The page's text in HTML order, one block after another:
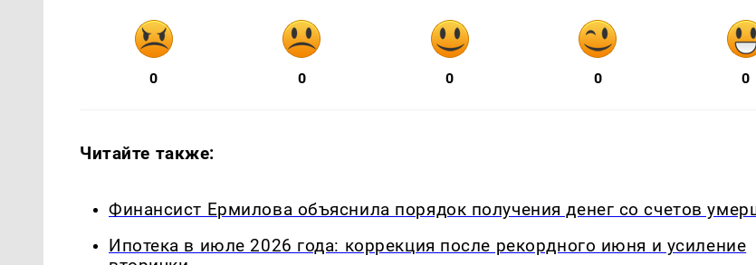
0 0 0 0 0
Читайте также:
Финансист Ермилова объяснила порядок получения денег со счетов
Ипотека в июле 2026 года: коррекция после рекордного июня и усиление